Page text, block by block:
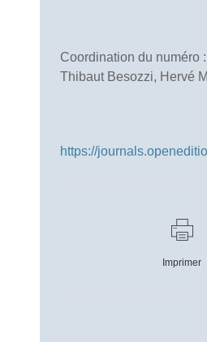
Coordination du numéro
Thibaut Besozzi, Hervé
https://
Imprimer